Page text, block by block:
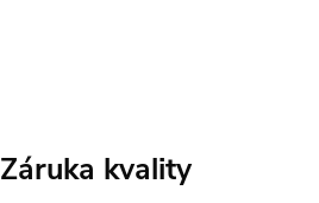
Záruka kvality